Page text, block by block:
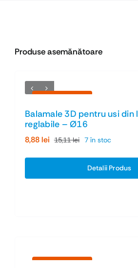
Produse asemănătoare
Economiseşti 41%
Balamale 3D pentru usi din
reglabile – Ø16
15,11leiPrețul
inițial
fost:
8,88lei
Prețul
curent
este:
8,88 lei.
7 în stoc
Detalii Produs
Economiseşti 55%